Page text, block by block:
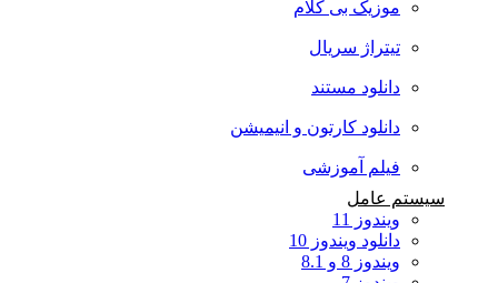
موزیک بی کلام
تیتراژ سریال
دانلود مستند
دانلود کارتون و انیمیشن
فیلم آموزشی
سیستم عامل
ویندوز 11
دانلود ویندوز 10
ویندوز 8 و 8.1